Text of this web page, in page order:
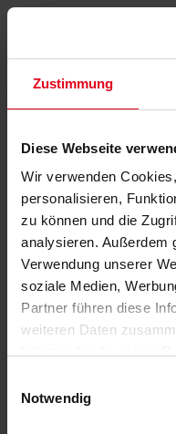
Zustimmung
Diese Webseite
Wir verwenden
personalisieren,
zu können und die
analysieren. Außerdem
Verwendung unserer
soziale Medien,
Partner führen diese
weiteren Daten
Notwendig